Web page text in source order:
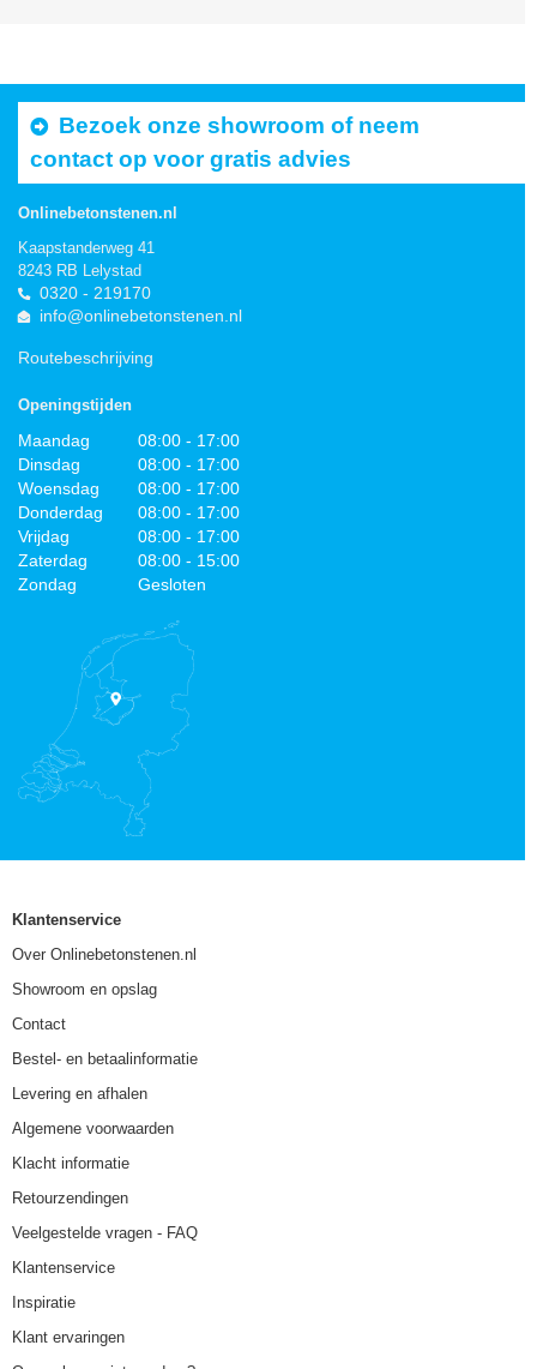
Bezoek onze showroom of neem
contact op voor gratis advies
Onlinebetonstenen.nl
Kaapstanderweg 41
8243 RB Lelystad
0320 - 219170
info@onlinebetonstenen.nl
Routebeschrijving
Openingstijden
Maandag
08:00 - 17:00
Dinsdag
08:00 - 17:00
Woensdag
08:00 - 17:00
Donderdag
08:00 - 17:00
Vrijdag
08:00 - 17:00
Zaterdag
08:00 - 15:00
Zondag
Gesloten
Klantenservice
Over Onlinebetonstenen.nl
Showroom en opslag
Contact
Bestel- en betaalinformatie
Levering en afhalen
Algemene voorwaarden
Klacht informatie
Retourzendingen
Veelgestelde vragen - FAQ
Klantenservice
Inspiratie
Klant ervaringen